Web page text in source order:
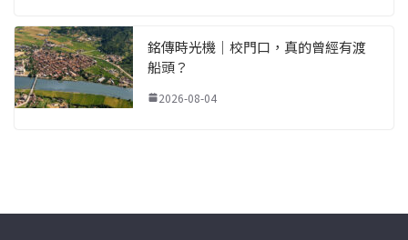
銘傳時光機｜校門口，真的曾經有渡
船頭？
2026-08-04